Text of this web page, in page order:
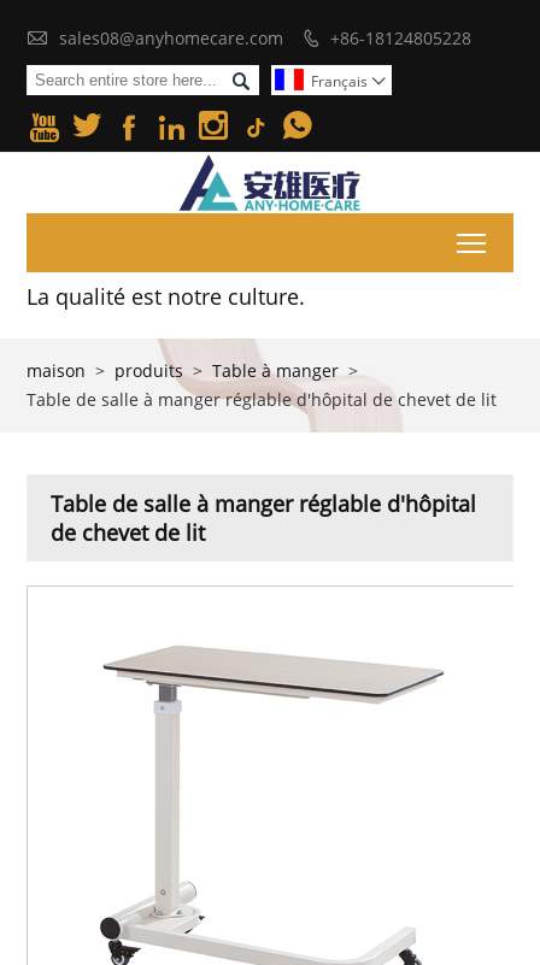
 sales08@anyhomecare.com  +86-18124805228
 Français 
     
La qualité est notre culture.
maison > produits > Table à manger >
Table de salle à manger réglable d'hôpital de chevet de lit
Table de salle à manger réglable d'hôpital
de chevet de lit